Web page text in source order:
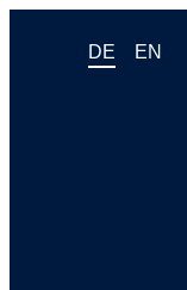
DE EN